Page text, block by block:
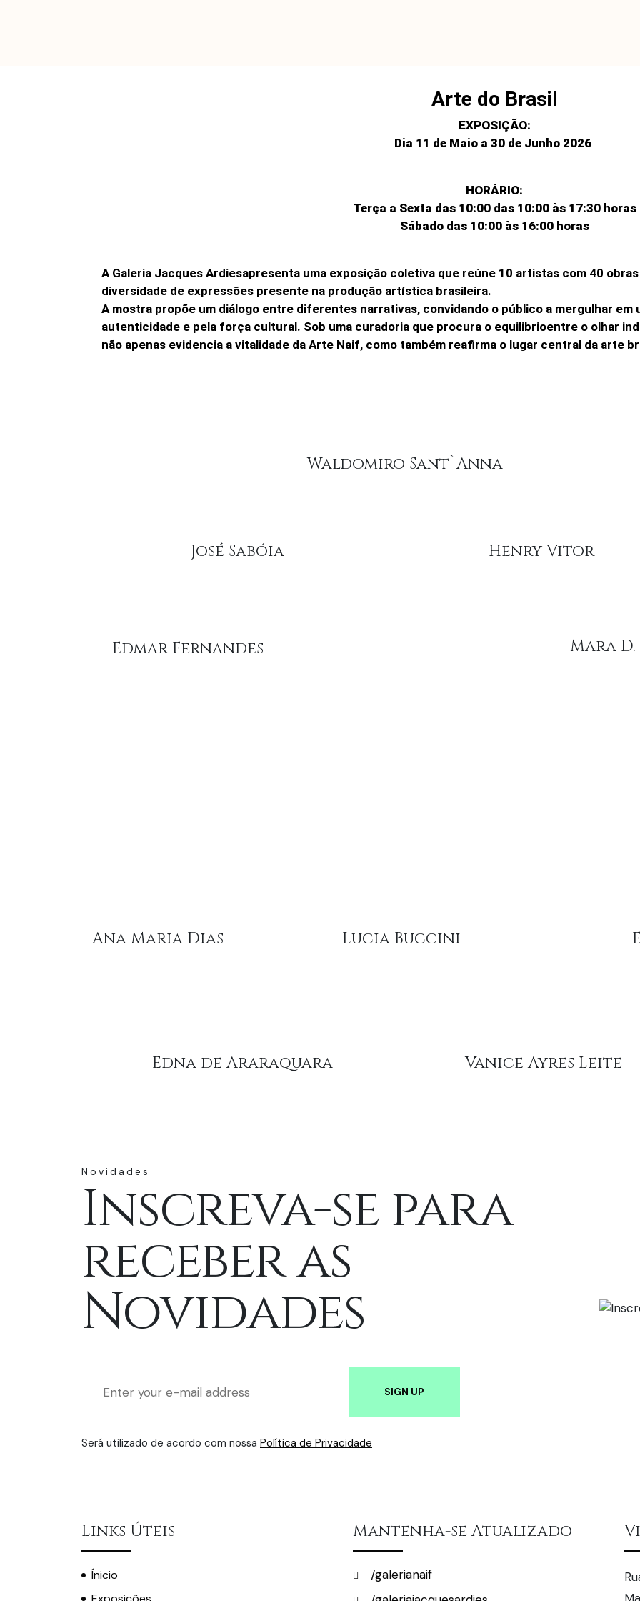
Arte do Brasil
EXPOSIÇÃO:
Dia 11 de Maio a 30 de Junho 2026
HORÁRIO:
Terça a Sexta das 10:00 das 10:00 às 17:30 horas
Sábado das 10:00 às 16:00 horas
A Galeria Jacques Ardiesapresenta uma exposição coletiva que reúne 10 artistas com 40
diversidade de expressões presente na produção artística brasileira.
A mostra propõe um diálogo entre diferentes narrativas, convidando o público a mergulhar
autenticidade e pela força cultural. Sob uma curadoria que procura o equilibrioentre o olhar
não apenas evidencia a vitalidade da Arte Naif, como também reafirma o lugar central da arte
Waldomiro Sant`Anna
José Sabóia Henry Vitor
Edmar Fernandes Mara
Ana Maria Dias Lucia Buccini
Edna de Araraquara Vanice Ayres Leite
Novidades
Inscreva-se para
receber as
Novidades
Será utilizado de acordo com nossa Política de Privacidade
Links Úteis
Ínicio
Mantenha-se Atualizado
/galerianaif